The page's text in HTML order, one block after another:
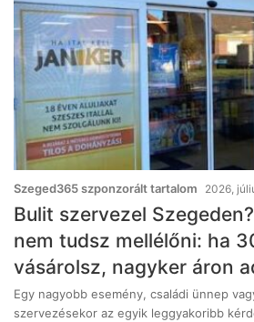
Szeged365 szponzorált tartalom 2026,
Bulit szervezel
nem tudsz mellélőni: ha
vásárolsz, nagyker áron
Egy nagyobb esemény, családi ünnep
szervezésekor az egyik leggyakoribb